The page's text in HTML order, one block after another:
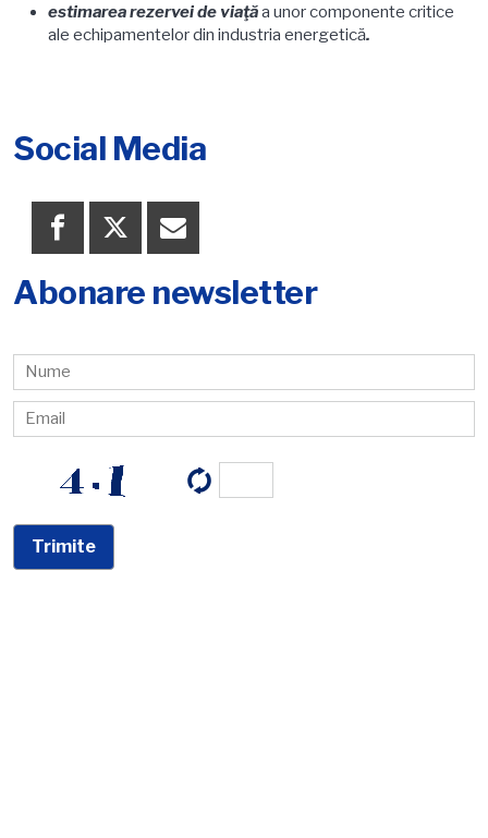
estimarea rezervei de viaţăa unor componente critice
ale echipamentelor din industria energetică.
Social Media
Abonare newsletter